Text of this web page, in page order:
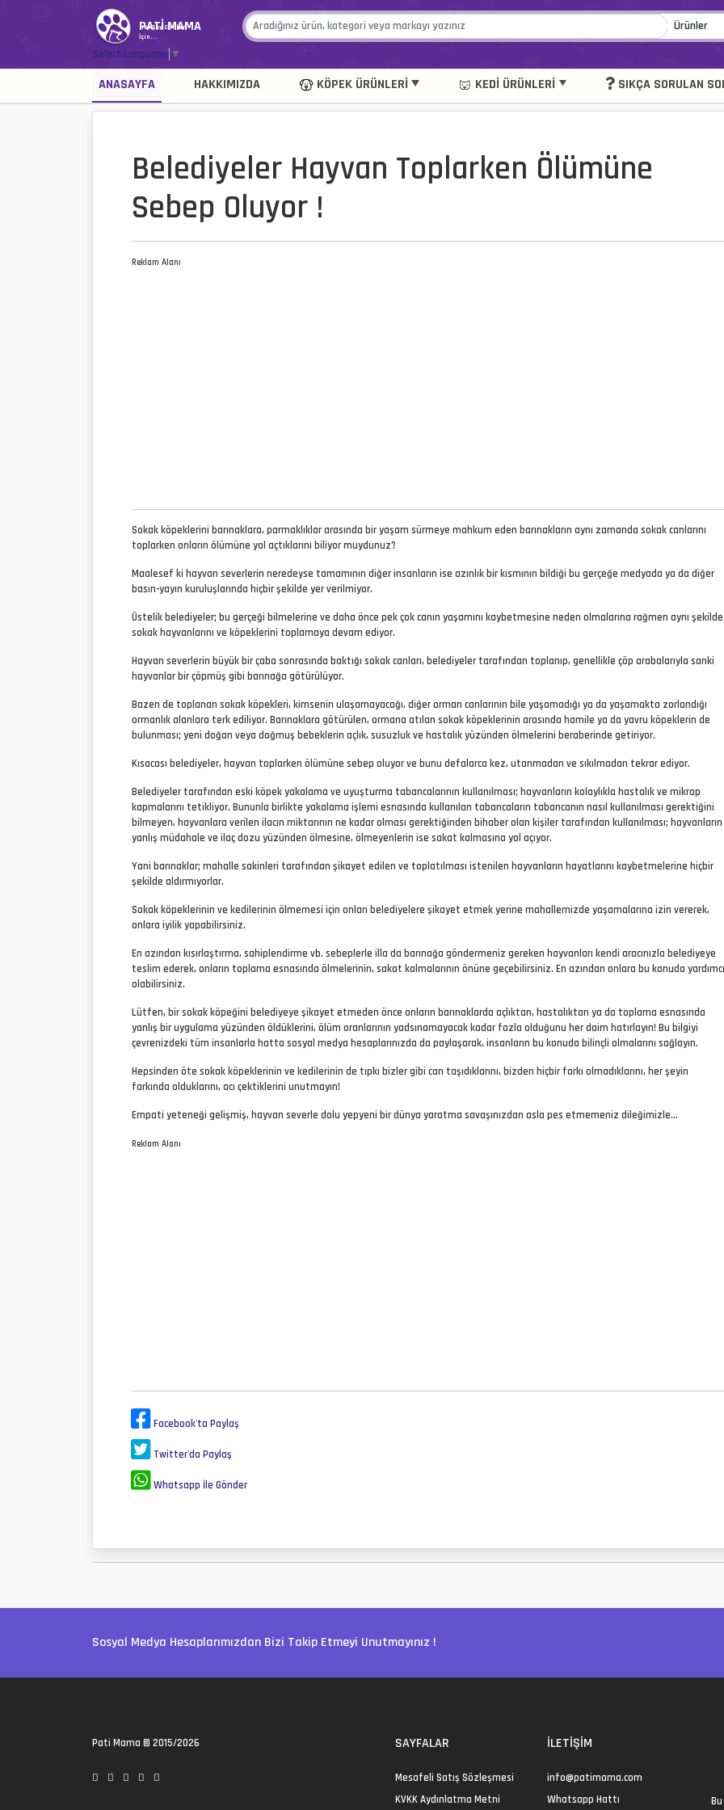
PATİ MAMA
Her Şey Canlar
İçin...
Select Language ▼
ANASAYFA HAKKIMIZDA KÖPEK ÜRÜNLERI KEDI ÜRÜNLERI SIKÇA SORULAN
Belediyeler Hayvan Toplarken Ölümüne
Sebep Oluyor !
Reklam Alanı
Sokak köpeklerini barınaklara, parmaklıklar arasında bir yaşam sürmeye mahkum eden barınakların aynı zamanda sokak canlarını
toplarken onların ölümüne yol açtıklarını biliyor muydunuz?
Maalesef ki hayvan severlerin neredeyse tamamının diğer insanların ise azınlık bir kısmının bildiği bu gerçeğe medyada ya da diğer
basın-yayın kuruluşlarında hiçbir şekilde yer verilmiyor.
Üstelik belediyeler; bu gerçeği bilmelerine ve daha önce pek çok canın yaşamını kaybetmesine neden olmalarına rağmen aynı şekilde
sokak hayvanlarını ve köpeklerini toplamaya devam ediyor.
Hayvan severlerin büyük bir çaba sonrasında baktığı sokak canları, belediyeler tarafından toplanıp, genellikle çöp arabalarıyla sanki
hayvanlar bir çöpmüş gibi barınağa götürülüyor.
Bazen de toplanan sokak köpekleri, kimsenin ulaşamayacağı, diğer orman canlarının bile yaşamadığı ya da yaşamakta zorlandığı
ormanlık alanlara terk ediliyor. Barınaklara götürülen, ormana atılan sokak köpeklerinin arasında hamile ya da yavru köpeklerin de
bulunması; yeni doğan veya doğmuş bebeklerin açlık, susuzluk ve hastalık yüzünden ölmelerini beraberinde getiriyor.
Kısacası belediyeler, hayvan toplarken ölümüne sebep oluyor ve bunu defalarca kez, utanmadan ve sıkılmadan tekrar ediyor.
Belediyeler tarafından eski köpek yakalama ve uyuşturma tabancalarının kullanılması; hayvanların kolaylıkla hastalık ve mikrop
kapmalarını tetikliyor. Bununla birlikte yakalama işlemi esnasında kullanılan tabancaların tabancanın nasıl kullanılması gerektiğini
bilmeyen, hayvanlara verilen ilacın miktarının ne kadar olması gerektiğinden bihaber olan kişiler tarafından kullanılması; hayvanların
yanlış müdahale ve ilaç dozu yüzünden ölmesine, ölmeyenlerin ise sakat kalmasına yol açıyor.
Yani barınaklar; mahalle sakinleri tarafından şikayet edilen ve toplatılması istenilen hayvanların hayatlarını kaybetmelerine hiçbir
şekilde aldırmıyorlar.
Sokak köpeklerinin ve kedilerinin ölmemesi için onları belediyelere şikayet etmek yerine mahallemizde yaşamalarına izin vererek,
onlara iyilik yapabilirsiniz.
En azından kısırlaştırma, sahiplendirme vb. sebeplerle illa da barınağa göndermeniz gereken hayvanları kendi aracınızla belediyeye
teslim ederek, onların toplama esnasında ölmelerinin, sakat kalmalarının önüne geçebilirsiniz. En azından onlara bu konuda yardımcı
olabilirsiniz.
Lütfen, bir sokak köpeğini belediyeye şikayet etmeden önce onların barınaklarda açlıktan, hastalıktan ya da toplama esnasında
yanlış bir uygulama yüzünden öldüklerini, ölüm oranlarının yadsınamayacak kadar fazla olduğunu her daim hatırlayın! Bu bilgiyi
çevrenizdeki tüm insanlarla hatta sosyal medya hesaplarınızda da paylaşarak, insanların bu konuda bilinçli olmalarını sağlayın.
Hepsinden öte sokak köpeklerinin ve kedilerinin de tıpkı bizler gibi can taşıdıklarını, bizden hiçbir farkı olmadıklarını, her şeyin
farkında olduklarını, acı çektiklerini unutmayın!
Empati yeteneği gelişmiş, hayvan severle dolu yepyeni bir dünya yaratma savaşınızdan asla pes etmemeniz dileğimizle…
Reklam Alanı
Facebook'ta Paylaş
Twitter'da Paylaş
Whatsapp İle Gönder
Sosyal Medya Hesaplarımızdan Bizi Takip Etmeyi Unutmayınız !
Pati Mama © 2015/2026 SAYFALAR
Mesafeli Satış Sözleşmesi
KVKK Aydınlatma Metni
İLETIŞIM
info@patimama.com
Whatsapp Hattı